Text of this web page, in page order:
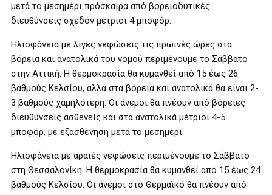
μετά το μεσημέρι πρόσκαιρα από βορειοδυτικές
διευθύνσεις σχεδόν μέτριοι 4 μποφόρ.
Ηλιοφάνεια με λίγες νεφώσεις τις πρωινές ώρες στα
βόρεια και ανατολικά του νομού περιμένουμε το Σάββατο
στην Αττική. Η θερμοκρασία θα κυμανθεί από 15 έως 26
βαθμούς Κελσίου, αλλά στα βόρεια και ανατολικά θα είναι 2-
3 βαθμούς χαμηλότερη. Οι άνεμοι θα πνέουν από βόρειες
διευθύνσεις ασθενείς και στα ανατολικά μέτριοι 4-5
μποφόρ, με εξασθένηση μετά το μεσημέρι.
Ηλιοφάνεια με αραιές νεφώσεις περιμένουμε το Σάββατο
στη Θεσσαλονίκη. Η θερμοκρασία θα κυμανθεί από 15 έως 24
βαθμούς Κελσίου. Οι άνεμοι στο Θερμαϊκό θα πνέουν από